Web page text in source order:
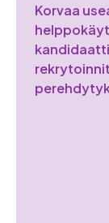
Korvaa